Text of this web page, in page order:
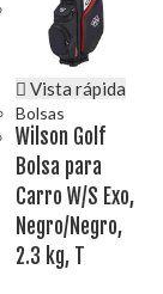
Vista rápida
Bolsas
Wilson Golf
Bolsa para
Carro W/S Exo,
Negro/Negro,
2.3 kg, T